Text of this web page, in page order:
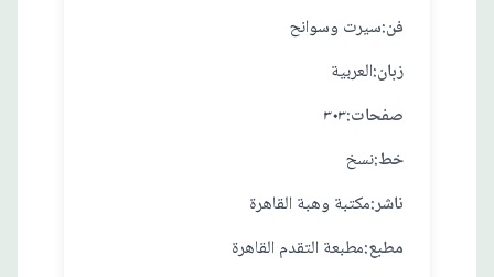
سيرت وسوانح :فن
العربية :زبان
۳۰۳ :صفحات
نسخ:خط
مكتبة وهبة القاهرة:ناشر
مطبعة التقدم القاهرة :مطبع